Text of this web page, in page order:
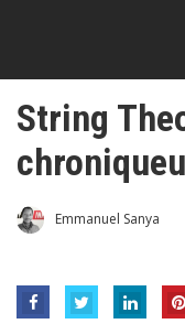
String
Emmanuel Sanya